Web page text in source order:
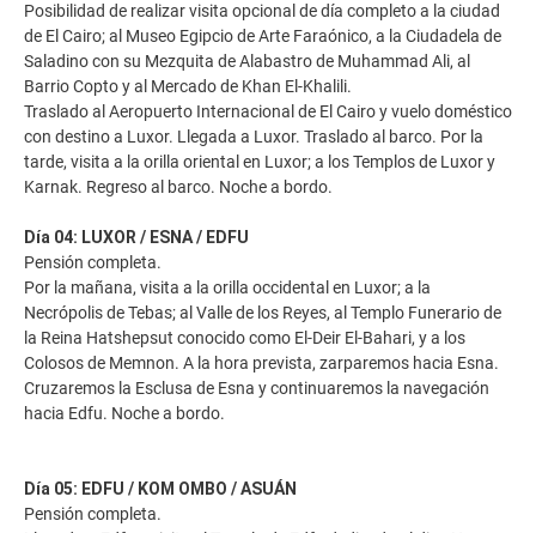
Posibilidad de realizar visita opcional de día completo a la ciudad
de El Cairo; al Museo Egipcio de Arte Faraónico, a la Ciudadela de
Saladino con su Mezquita de Alabastro de Muhammad Ali, al
Barrio Copto y al Mercado de Khan El-Khalili.
Traslado al Aeropuerto Internacional de El Cairo y vuelo doméstico
con destino a Luxor. Llegada a Luxor. Traslado al barco. Por la
tarde, visita a la orilla oriental en Luxor; a los Templos de Luxor y
Karnak. Regreso al barco. Noche a bordo.
Día 04: LUXOR / ESNA / EDFU
Pensión completa.
Por la mañana, visita a la orilla occidental en Luxor; a la
Necrópolis de Tebas; al Valle de los Reyes, al Templo Funerario de
la Reina Hatshepsut conocido como El-Deir El-Bahari, y a los
Colosos de Memnon. A la hora prevista, zarparemos hacia Esna.
Cruzaremos la Esclusa de Esna y continuaremos la navegación
hacia Edfu. Noche a bordo.
Día 05: EDFU / KOM OMBO / ASUÁN
Pensión completa.